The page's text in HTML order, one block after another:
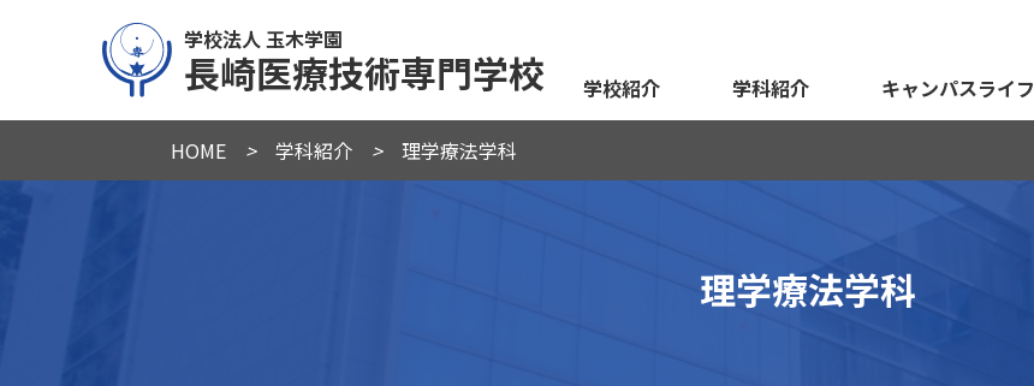
学校法人 玉木学園
長崎医療技術専門学校 学校紹介 学科紹介 キャンパスライフ
理学療法学科
HOME > 学科紹介 > 理学療法学科